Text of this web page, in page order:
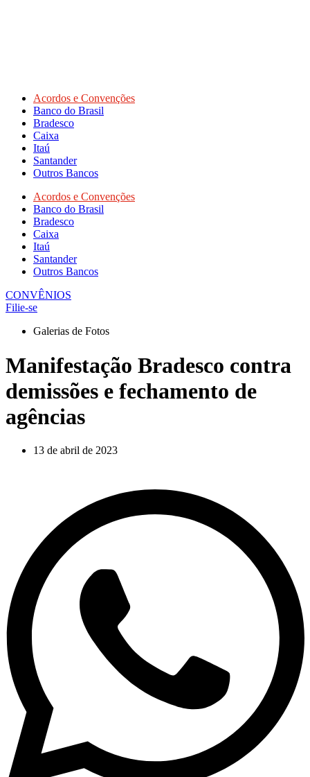
Acordos e Convenções
Banco do Brasil
Bradesco
Caixa
Itaú
Santander
Outros Bancos
Acordos e Convenções
Banco do Brasil
Bradesco
Caixa
Itaú
Santander
Outros Bancos
CONVÊNIOS
Filie-se
Galerias de Fotos
Manifestação Bradesco contra
demissões e fechamento de
agências
13 de abril de 2023